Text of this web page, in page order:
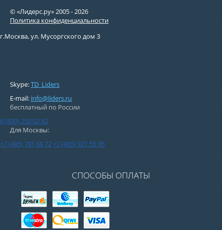
© «Лидерс.ру» 2005 -2026
Политика конфиденциальности
г.Москва, ул. Мусоргского дом 3
Skype:TD_Liders
E-mail: info@liders.ru
бесплатный по России
8 (800) 250 02 82
Для Москвы:
+7 (495) 781 68 72+7 (495) 921 55 95
СПОСОБЫ ОПЛАТЫ